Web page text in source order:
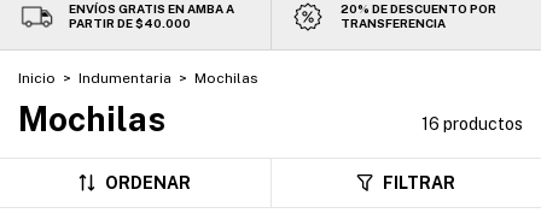
ENVÍOS GRATIS EN AMBA A
PARTIR DE $40.000
20% DE DESCUENTO POR
TRANSFERENCIA
Inicio > Indumentaria > Mochilas
Mochilas 16 productos
ORDENAR FILTRAR